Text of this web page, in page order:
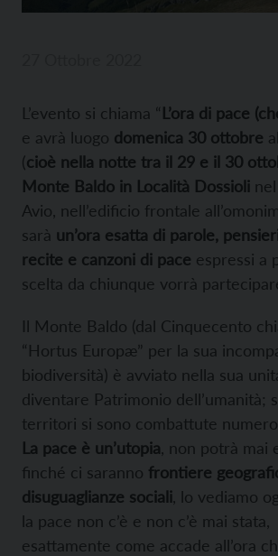
L’evento si chiama “L’ora di pace
e avrà luogo domenica 30 ottobre
(cioè nella notte tra il 29 e il 30
Monte Baldo in Località Dossioli
Avio, nell’edificio frontale
sarà un’ora esatta di parole,
recite e canzoni di pace espressi a
scelta da chiunque vorrà
Il Monte Baldo (dal Cinquecento
“Hortus Europæ” per la sua
biodiversità) è avviato nella sua
diventare Patrimonio dell’umanità;
territori si sono combattute
La pace è un’utopia , non potrà mai
finché ci saranno frontiere
disuguaglianze sociali , lo vediamo
la pace non c’è e non c’è mai stata,
esattamente come accade all’ora